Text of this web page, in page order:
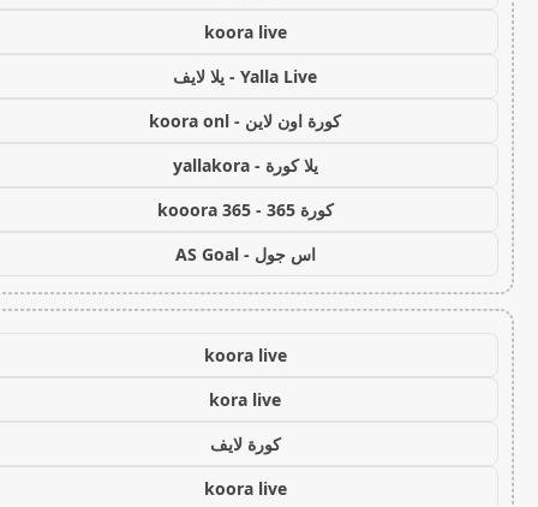
koora live
Yalla Live - يلا لايف
كورة اون لاين - koora onl
يلا كورة - yallakora
كورة 365 - kooora 365
اس جول - AS Goal
koora live
kora live
كورة لايف
koora live